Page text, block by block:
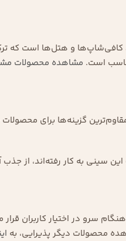
و هتل‌ها است که
است. مشاهده محصولات
گزینه‌ها برای
سرو در اختیار کاربران
محصولات دیگر پذیرایی، به